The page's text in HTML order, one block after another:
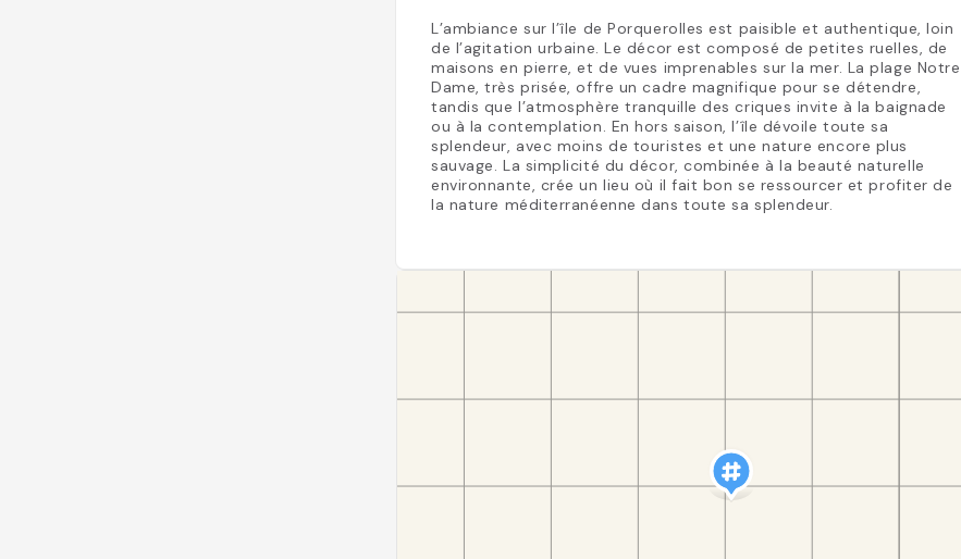
L’ambiance sur l’île de Porquerolles est paisible et authentique, loin
de l’agitation urbaine. Le décor est composé de petites ruelles, de
maisons en pierre, et de vues imprenables sur la mer. La plage Notre
Dame, très prisée, offre un cadre magnifique pour se détendre,
tandis que l’atmosphère tranquille des criques invite à la baignade
ou à la contemplation. En hors saison, l’île dévoile toute sa
splendeur, avec moins de touristes et une nature encore plus
sauvage. La simplicité du décor, combinée à la beauté naturelle
environnante, crée un lieu où il fait bon se ressourcer et profiter de
la nature méditerranéenne dans toute sa splendeur.